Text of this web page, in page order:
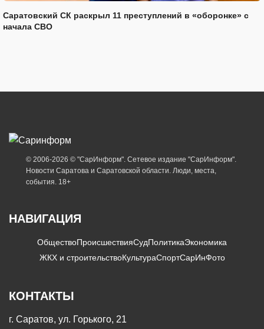
Саратовский СК раскрыл 11 преступлений в «оборонке» с
начала СВО
© 2006-2026 © "СарИнформ". Сетевое издание "СарИнформ".
Новости Саратова и Саратовской области. Люди, места,
события. 18+
НАВИГАЦИЯ
ОбществоПроисшествияСудПолитикаЭкономика
ЖКХ и строительствоКультураСпортСарИнФото
КОНТАКТЫ
г. Саратов, ул. Горького, 21